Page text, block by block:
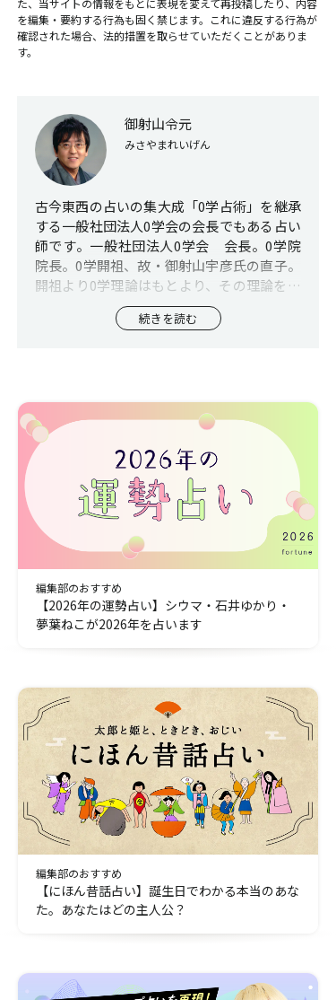
た、当サイトの情報をもとに表現を変えて再投稿したり、内容
を編集・要約する行為も固く禁じます。これに違反する行為が
確認された場合、法的措置を取らせていただくことがありま
す。
御射山令元
みさやまれいげん
古今東西の占いの集大成「0学占術」を継承
する一般社団法人0学会の会長でもある占い
師です。一般社団法人0学会 会長。0学院
院長。0学開祖、故・御射山宇彦氏の直子。
開祖より0学理論はもとより、その理論を生
み出す元となった生命学であり自然学であ
る0学の真髄を学び、その幅広い分野に至る
続きを読む
編集部のおすすめ
【2026年の運勢占い】シウマ・石井ゆかり・
夢葉ねこが2026年を占います
編集部のおすすめ
【にほん昔話占い】誕生日でわかる本当のあな
た。あなたはどの主人公？